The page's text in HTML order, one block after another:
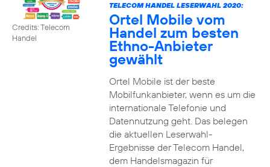
Credits: Telecom
Handel
TELECOM HANDEL LESERWAHL 2020:
Ortel Mobile vom
Handel zum besten
Ethno-Anbieter
gewählt
Ortel Mobile ist der beste
Mobilfunkanbieter, wenn es um die
internationale Telefonie und
Datennutzung geht. Das belegen
die aktuellen Leserwahl-
Ergebnisse der Telecom Handel,
dem Handelsmagazin für